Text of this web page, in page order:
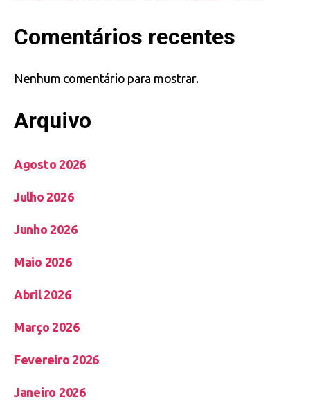
Comentários recentes
Nenhum comentário para mostrar.
Arquivo
Agosto 2026
Julho 2026
Junho 2026
Maio 2026
Abril 2026
Março 2026
Fevereiro 2026
Janeiro 2026